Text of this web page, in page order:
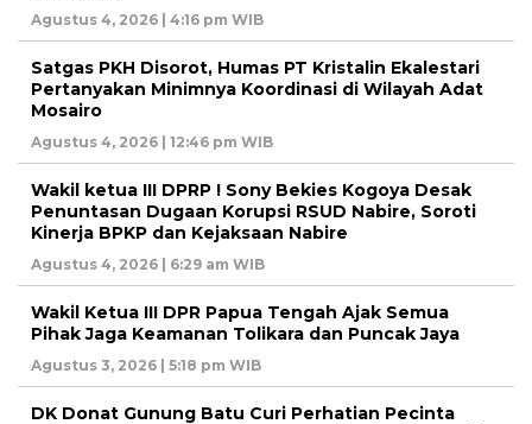
Agustus 4, 2026 | 4:16 pm WIB
Satgas PKH Disorot, Humas PT Kristalin Ekalestari
Pertanyakan Minimnya Koordinasi di Wilayah Adat
Mosairo
Agustus 4, 2026 | 12:46 pm WIB
Wakil ketua III DPRP ! Sony Bekies Kogoya Desak
Penuntasan Dugaan Korupsi RSUD Nabire, Soroti
Kinerja BPKP dan Kejaksaan Nabire
Agustus 4, 2026 | 6:29 am WIB
Wakil Ketua III DPR Papua Tengah Ajak Semua
Pihak Jaga Keamanan Tolikara dan Puncak Jaya
Agustus 3, 2026 | 5:18 pm WIB
DK Donat Gunung Batu Curi Perhatian Pecinta